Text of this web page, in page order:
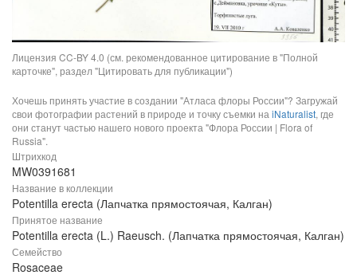
Лицензия CC-BY 4.0 (см. рекомендованное цитирование в "Полной
карточке", раздел "Цитировать для публикации")
Хочешь принять участие в создании "Атласа флоры России"? Загружай
свои фотографии растений в природе и точку съемки на iNaturalist, где
они станут частью нашего нового проекта "Флора России | Flora of
Russia".
Штрихкод
MW0391681
Название в коллекции
Potentilla erecta (Лапчатка прямостоячая, Калган)
Принятое название
Potentilla erecta (L.) Raeusch. (Лапчатка прямостоячая, Калган)
Семейство
Rosaceae